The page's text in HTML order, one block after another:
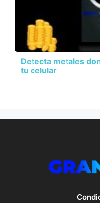
Detecta metales
tu celular